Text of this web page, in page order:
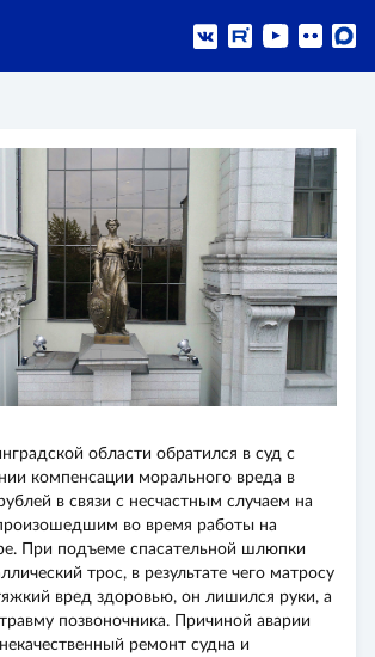
области обратился в суд с
компенсации морального вреда в
в связи с несчастным случаем на
во время работы на
При подъеме спасательной шлюпки
трос, в результате чего матросу
вред здоровью, он лишился руки, а
позвоночника. Причиной аварии
ремонт судна и